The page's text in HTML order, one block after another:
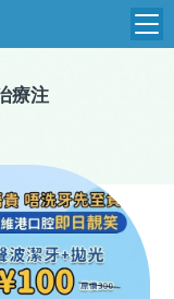
療注